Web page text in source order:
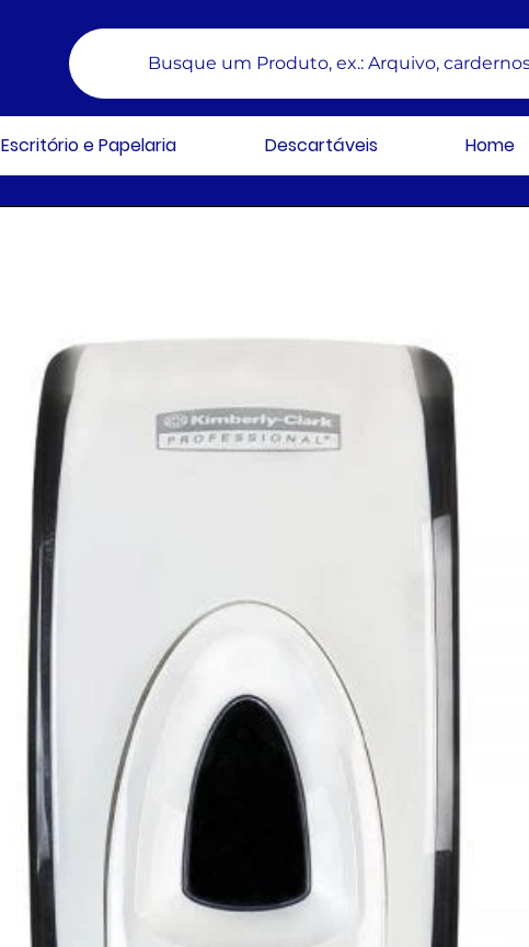
Busque um Produto, ex.: Arquivo,
Escritório e Papelaria Descartáveis Home